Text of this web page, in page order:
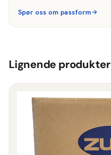
Spør oss om passform
Lignende produkter